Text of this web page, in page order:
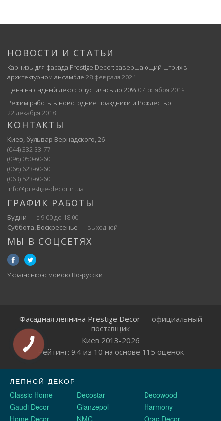
НОВОСТИ И СТАТЬИ
Карнизы для фасада Prestige Decor: завершающий штрих в
архитектурном ансамбле 28 февраля 2024
Цена на фадный декор опустилась до 20% 07 октября 2019
Режим работы в новогодние праздники и Рождество
22 декабря 2018
КОНТАКТЫ
Киев, бульвар Вернадского, 26
(044) 332-33-77
(096) 050-60-60
(066) 623-60-60
(063) 523-60-60
info@prestige-decor.in.ua
ГРАФИК РАБОТЫ
Будни — с 9:00 до 18:00
Суббота, Воскресенье — выходной
МЫ В СОЦСЕТЯХ
Українською мовою По-русски
Фасадная лепнина Prestige Decor— официальный
поставщик
Киев 2013-2026
Рейтинг: 9.4из 10 на основе 115 оценок
ЛЕПНОЙ ДЕКОР
Classic Home
Decostar
Decowood
Gaudi Decor
Glanzepol
Harmony
Home Decor
NMC Orac Decor